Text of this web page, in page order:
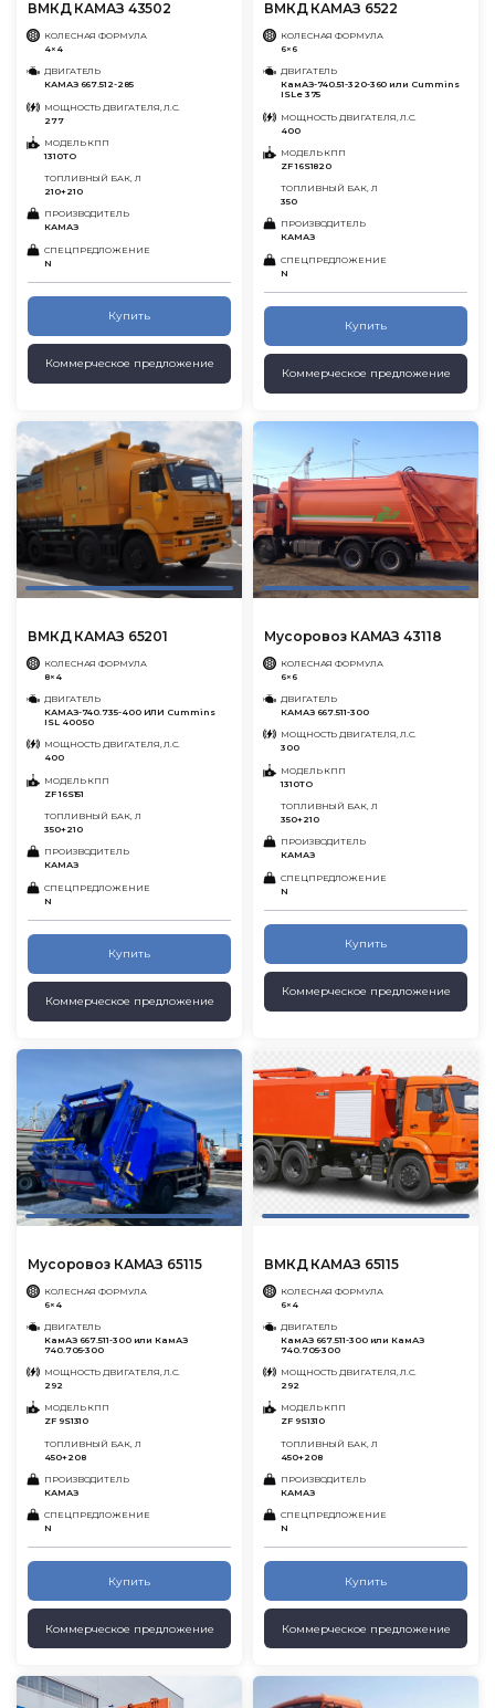
ВМКД КАМАЗ 43502
КОЛЕСНАЯ ФОРМУЛА
4×4
ДВИГАТЕЛЬ
КАМАЗ 667.512-285
МОЩНОСТЬ ДВИГАТЕЛЯ, Л.С.
277
МОДЕЛЬ КПП
1310ТО
ТОПЛИВНЫЙ БАК, Л
210+210
ПРОИЗВОДИТЕЛЬ
КАМАЗ
СПЕЦПРЕДЛОЖЕНИЕ
N
Купить
Коммерческое предложение
ВМКД КАМАЗ 6522
КОЛЕСНАЯ ФОРМУЛА
6×6
ДВИГАТЕЛЬ
КамАЗ-740.51-320-360 или Cummins
ISLe 375
МОЩНОСТЬ ДВИГАТЕЛЯ, Л.С.
400
МОДЕЛЬ КПП
ZF 16S1820
ТОПЛИВНЫЙ БАК, Л
350
ПРОИЗВОДИТЕЛЬ
КАМАЗ
СПЕЦПРЕДЛОЖЕНИЕ
N
Купить
Коммерческое предложение
ВМКД КАМАЗ 65201
КОЛЕСНАЯ ФОРМУЛА
8×4
ДВИГАТЕЛЬ
КАМАЗ-740.735-400 ИЛИ Cummins
ISL 400 50
МОЩНОСТЬ ДВИГАТЕЛЯ, Л.С.
400
МОДЕЛЬ КПП
ZF 16S151
ТОПЛИВНЫЙ БАК, Л
350+210
ПРОИЗВОДИТЕЛЬ
КАМАЗ
СПЕЦПРЕДЛОЖЕНИЕ
N
Купить
Коммерческое предложение
Мусоровоз КАМАЗ 43118
КОЛЕСНАЯ ФОРМУЛА
6×6
ДВИГАТЕЛЬ
КАМАЗ 667.511-300
МОЩНОСТЬ ДВИГАТЕЛЯ, Л.С.
300
МОДЕЛЬ КПП
1310ТО
ТОПЛИВНЫЙ БАК, Л
350+210
ПРОИЗВОДИТЕЛЬ
КАМАЗ
СПЕЦПРЕДЛОЖЕНИЕ
N
Купить
Коммерческое предложение
Мусоровоз КАМАЗ 65115
КОЛЕСНАЯ ФОРМУЛА
6×4
ДВИГАТЕЛЬ
КамАЗ 667.511-300 или КамАЗ
740.705-300
МОЩНОСТЬ ДВИГАТЕЛЯ, Л.С.
292
МОДЕЛЬ КПП
ZF 9S1310
ТОПЛИВНЫЙ БАК, Л
450+208
ПРОИЗВОДИТЕЛЬ
КАМАЗ
СПЕЦПРЕДЛОЖЕНИЕ
N
Купить
Коммерческое предложение
ВМКД КАМАЗ 65115
КОЛЕСНАЯ ФОРМУЛА
6×4
ДВИГАТЕЛЬ
КамАЗ 667.511-300 или КамАЗ
740.705-300
МОЩНОСТЬ ДВИГАТЕЛЯ, Л.С.
292
МОДЕЛЬ КПП
ZF 9S1310
ТОПЛИВНЫЙ БАК, Л
450+208
ПРОИЗВОДИТЕЛЬ
КАМАЗ
СПЕЦПРЕДЛОЖЕНИЕ
N
Купить
Коммерческое предложение